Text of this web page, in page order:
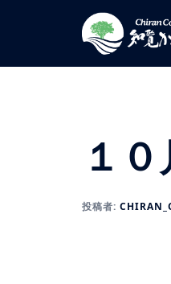
ン
１
投稿者: